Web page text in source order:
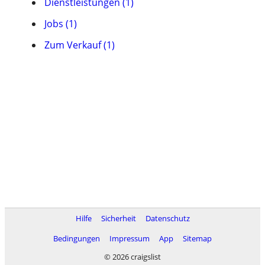
Jobs (1)
Zum Verkauf (1)
Hilfe Sicherheit
Datenschutz
Bedingungen
Impressum App
Sitemap
© 2026 craigslist